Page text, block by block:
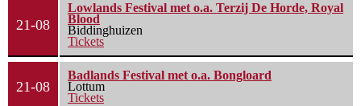
21-08
Lowlands Festival met o.a. Terzij De Horde, Royal
Blood
Biddinghuizen
Tickets
21-08
Badlands Festival met o.a. Bongloard
Lottum
Tickets